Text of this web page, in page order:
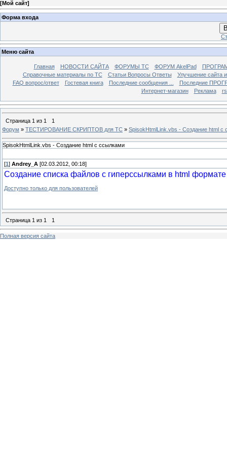
[Мой сайт]
Форма входа
Меню сайта
Главная НОВОСТИ САЙТА ФОРУМЫ TC ФОРУМ AkelPad
Справочные материалы по TС
Статьи Вопросы Ответы
Улучшение сайта
FAQ вопрос/ответ
Гостевая книга Последние сообщения ...
Последние
Интернет-магазин
Реклама
Страница 1 из 1
1
Форум » ТЕСТИРОВАНИЕ СКРИПТОВ для TC » SpisokHtmlLink.vbs - Создание html с
SpisokHtmlLink.vbs - Создание html с ссылками
[1 ] Andrey_A [02.03.2012, 00:18]
Создание списка файлов с гиперссылками в html формате
Доступно только для пользователей
Страница 1 из 1 1
Полная версия сайта